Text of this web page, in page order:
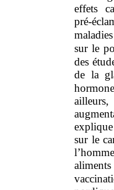
effets
sur le
des
de la
sur le